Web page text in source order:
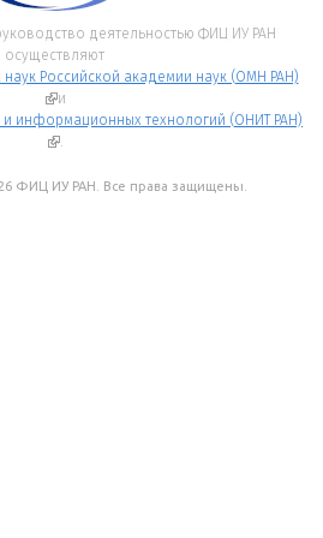
деятельностью ФИЦ ИУ РАН
осуществляют
Российской академии наук (ОМН РАН)
(внешняя ссылка)
и
и информационных технологий (ОНИТ РАН)
(внешняя ссылка)
ФИЦ ИУ РАН. Все права защищены.